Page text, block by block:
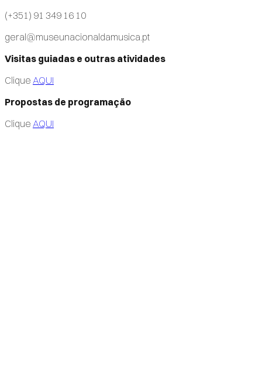
(+351) 91 349 16 10
geral@museunacionaldamusica.pt
Visitas guiadas e outras atividades
Clique AQUI
Propostas de programação
Clique AQUI